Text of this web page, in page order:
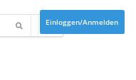
Einloggen/Anmelden